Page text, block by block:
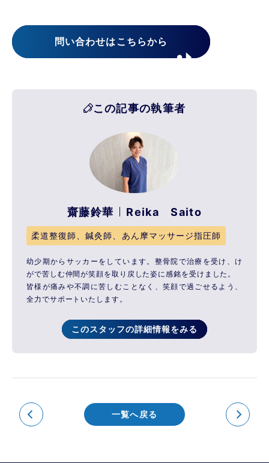
問い合わせはこちらから
この記事の執筆者
齋藤鈴華 Reika Saito
柔道整復師、鍼灸師、あん摩マッサージ指圧師
幼少期からサッカーをしています。整骨院で治療を受け、け
がで苦しむ仲間が笑顔を取り戻した姿に感銘を受けました。
皆様が痛みや不調に苦しむことなく、笑顔で過ごせるよう、
全力でサポートいたします。
このスタッフの詳細情報をみる
一覧へ戻る